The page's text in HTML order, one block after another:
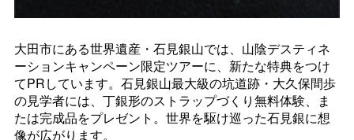
大田市にある世界遺産・石見銀山では、山陰デスティネ
ーションキャンペーン限定ツアーに、新たな特典をつけ
てPRしています。石見銀山最大級の坑道跡・大久保間歩
の見学者には、丁銀形のストラップづくり無料体験、ま
たは完成品をプレゼント。世界を駆け巡った石見銀に想
像が広がります。